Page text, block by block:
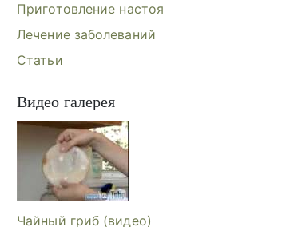
Приготовление настоя
Лечение заболеваний
Статьи
Видео галерея
Видеогалерея:
Чайный гриб (видео)